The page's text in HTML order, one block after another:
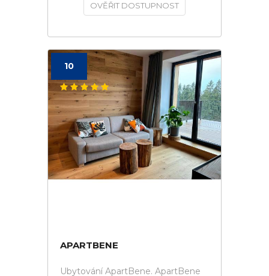
OVĚŘIT DOSTUPNOST
10
APARTBENE
Ubytování ApartBene. ApartBene